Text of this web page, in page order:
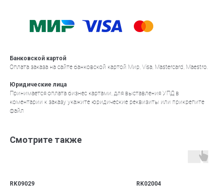
Банковской картой
Оплата заказа на сайте банковской картой Мир, Visa, Mastercard, Maestro.
Юридические лица
Принимается оплата бизнес картами, для выставления УПД в
коментарии к заказу укажите юридические реквизиты или прикрепите
файл
Смотрите также
RK09029
RK02004